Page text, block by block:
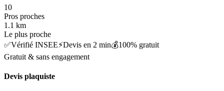
10
Pros proches
1.1 km
Le plus proche
✅Vérifié INSEE⚡Devis en 2 min💰100% gratuit
Gratuit & sans engagement
Devis plaquiste